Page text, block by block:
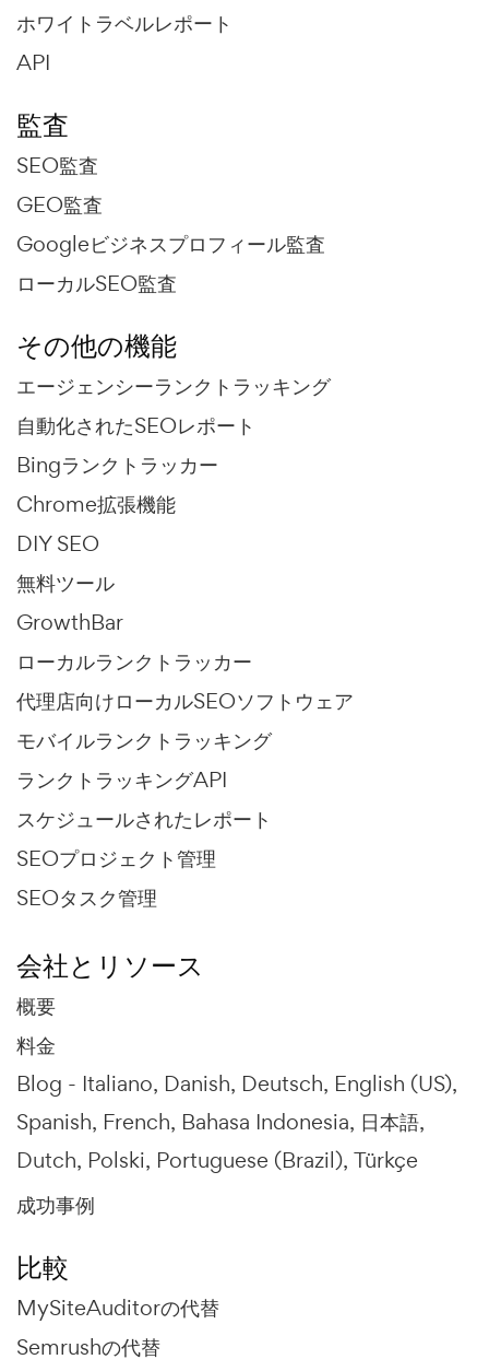
ホワイトラベルレポート
API
監査
SEO監査
GEO監査
Googleビジネスプロフィール監査
ローカルSEO監査
その他の機能
エージェンシーランクトラッキング
自動化されたSEOレポート
Bingランクトラッカー
Chrome拡張機能
DIY SEO
無料ツール
GrowthBar
ローカルランクトラッカー
代理店向けローカルSEOソフトウェア
モバイルランクトラッキング
ランクトラッキングAPI
スケジュールされたレポート
SEOプロジェクト管理
SEOタスク管理
会社とリソース
概要
料金
Blog - Italiano Danish Deutsch English (US)
Spanish French Bahasa Indonesia 日本語
Dutch Polski Portuguese (Brazil) Türkçe
成功事例
比較
MySiteAuditorの代替
Semrushの代替